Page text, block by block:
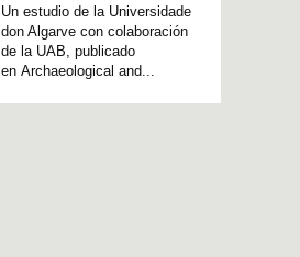
Un estudio de la Universidade
don Algarve con colaboración
de la UAB, publicado
en Archaeological and...